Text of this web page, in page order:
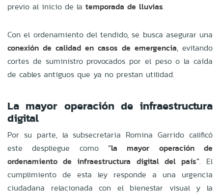
previo al inicio de la temporada de lluvias.
Con el ordenamiento del tendido, se busca asegurar una
conexión de calidad en casos de emergencia, evitando
cortes de suministro provocados por el peso o la caída
de cables antiguos que ya no prestan utilidad.
La mayor operación de infraestructura
digital
Por su parte, la subsecretaria Romina Garrido calificó
este despliegue como “la mayor operación de
ordenamiento de infraestructura digital del país”. El
cumplimiento de esta ley responde a una urgencia
ciudadana relacionada con el bienestar visual y la